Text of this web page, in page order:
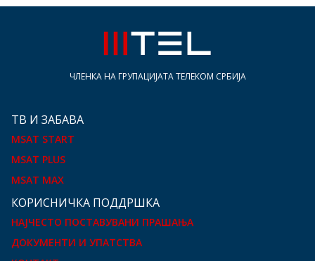
ЧЛЕНКА НА ГРУПАЦИЈАТА ТЕЛЕКОМ СРБИЈА
ТВ И ЗАБАВА
MSAT START
MSAT PLUS
MSAT MAX
КOРИСНИЧКА ПОДДРШКА
НАЈЧЕСТО ПОСТАВУВАНИ ПРАШАЊА
ДОКУМЕНТИ И УПАТСТВА